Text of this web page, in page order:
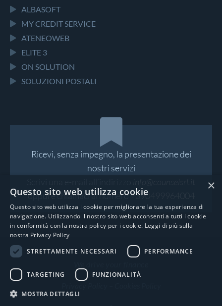
ALBASOFT
MY CREDIT SERVICE
ATENEOWEB
ELITE 3
ON SOLUTION
SOLUZIONI POSTALI
Ricevi, senza impegno, la presentazione dei
nostri servizi
oppure chiamaci al numero+390499964004
×
Questo sito web utilizza cookie
Questo sito web utilizza i cookie per migliorare la tua esperienza di
navigazione. Utilizzando il nostro sito web acconsenti a tutti i cookie
in conformità con la nostra policy per i cookie. Leggi di più sulla
nostra Privacy Policy
STRETTAMENTE NECESSARI
PERFORMANCE
TARGETING FUNZIONALITÀ
MOSTRA DETTAGLI